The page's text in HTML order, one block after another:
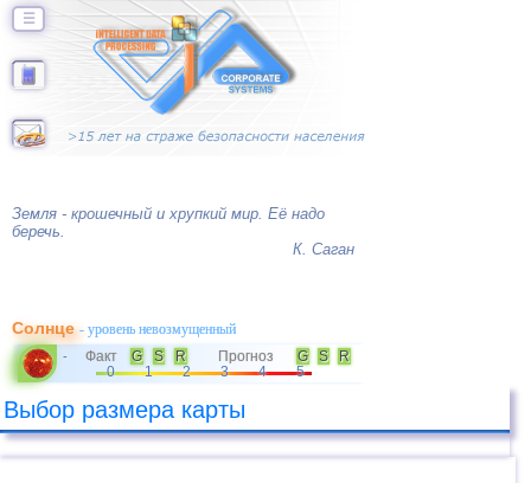
☰
Земля - крошечный и хрупкий мир. Её надо
беречь.
К. Саган
Солнце- уровень невозмущенный
- Факт G S R Прогноз G S
R
0
1 2 3 4 5
Выбор размера карты